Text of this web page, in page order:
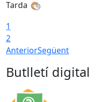
Tarda
1
2
AnteriorSegüent
Butlletí digital